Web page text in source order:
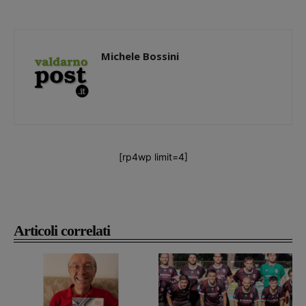
Articoli correlati
Michele Bossini
[rp4wp limit=4]